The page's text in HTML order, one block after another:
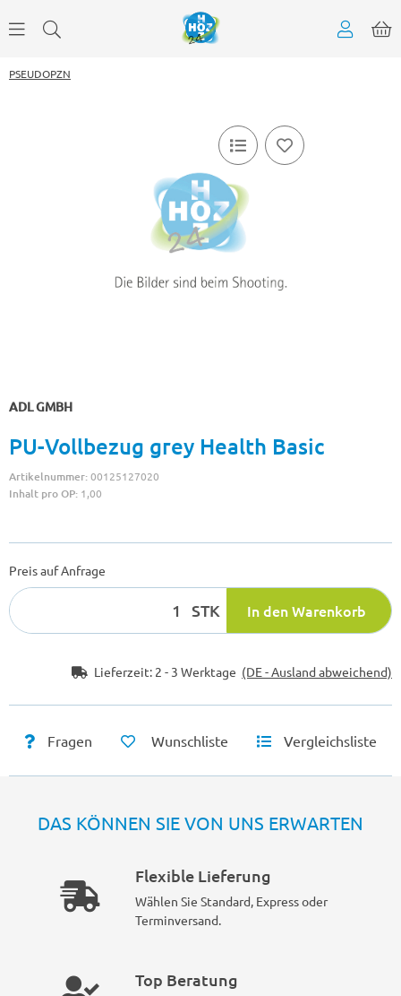
PSEUDOPZN
ADL GMBH
PU-Vollbezug grey Health Basic
Artikelnummer:00125127020
Inhalt pro OP: 1,00
Preis auf Anfrage
STK In den Warenkorb
Lieferzeit: 2 - 3 Werktage (DE - Ausland abweichend)
Fragen Wunschliste Vergleichsliste
DAS KÖNNEN SIE VON UNS ERWARTEN
Flexible Lieferung
Wählen Sie Standard, Express oder
Terminversand.
Top Beratung